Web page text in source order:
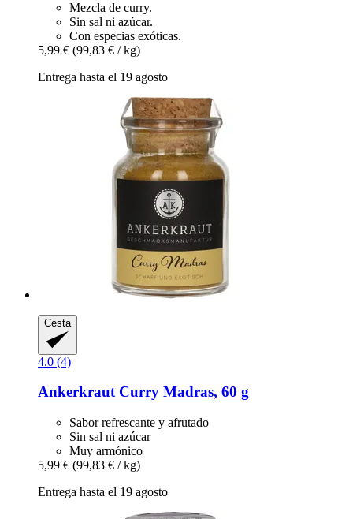
Mezcla de curry.
Sin sal ni azúcar.
Con especias exóticas.
5,99 € (99,83 € / kg)
Entrega hasta el 19 agosto
Cesta
4.0 (4)
AnkerkrautCurry Madras, 60 g
Sabor refrescante y afrutado
Sin sal ni azúcar
Muy armónico
5,99 € (99,83 € / kg)
Entrega hasta el 19 agosto